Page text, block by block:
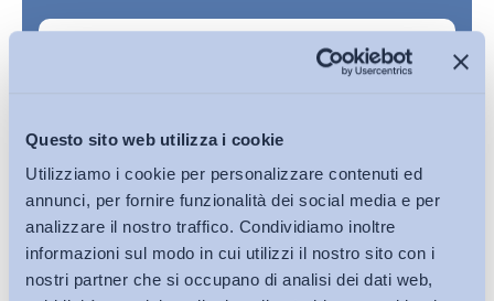
Questo sito web utilizza i cookie
Utilizziamo i cookie per personalizzare contenuti ed
annunci, per fornire funzionalità dei social media e per
analizzare il nostro traffico. Condividiamo inoltre
informazioni sul modo in cui utilizzi il nostro sito con i
nostri partner che si occupano di analisi dei dati web,